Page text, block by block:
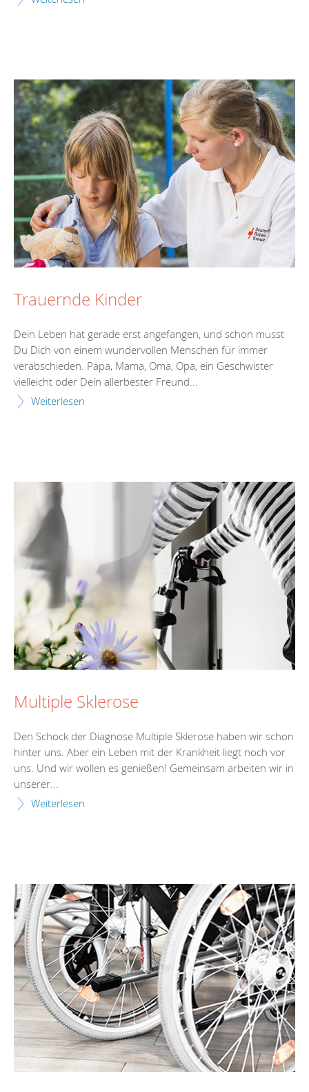
Trauernde Kinder
Dein Leben hat gerade erst angefangen, und schon musst
Du Dich von einem wundervollen Menschen für immer
verabschieden. Papa, Mama, Oma, Opa, ein Geschwister
vielleicht oder Dein allerbester Freund...
Weiterlesen
Multiple Sklerose
Den Schock der Diagnose Multiple Sklerose haben wir schon
hinter uns. Aber ein Leben mit der Krankheit liegt noch vor
uns. Und wir wollen es genießen! Gemeinsam arbeiten wir in
unserer...
Weiterlesen